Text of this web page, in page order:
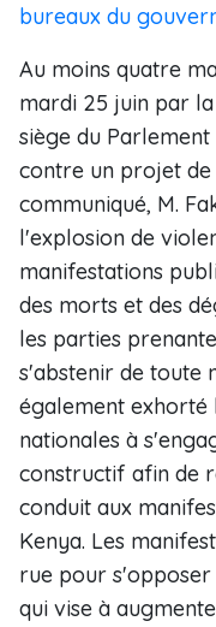
bureaux du
Au moins quatre
mardi 25 juin par
siège du
contre un projet de
communiqué, M.
l'explosion de
manifestations
des morts et des
les parties
s'abstenir de toute
également exhorté
nationales à
constructif afin de
conduit aux
Kenya. Les
rue pour
qui vise à